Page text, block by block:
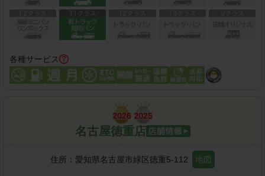
各種サービス
名古屋徳重店
住所： 愛知県名古屋市緑区徳重5-112 地図